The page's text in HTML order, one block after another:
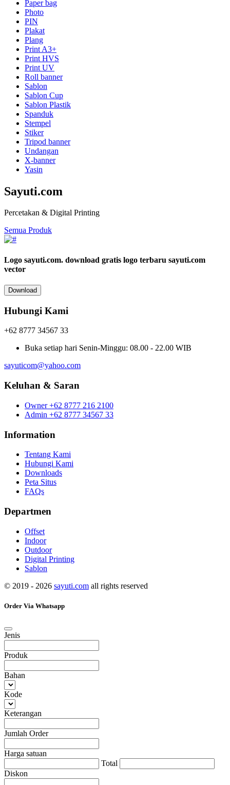
Paper bag
Photo
PIN
Plakat
Plang
Print A3+
Print HVS
Print UV
Roll banner
Sablon
Sablon Cup
Sablon Plastik
Spanduk
Stempel
Stiker
Tripod banner
Undangan
X-banner
Yasin
Sayuti.com
Percetakan & Digital Printing
Semua Produk
Logo sayuti.com. download gratis logo terbaru sayuti.com
vector
Download
Hubungi Kami
+62 8777 34567 33
Buka setiap hari Senin-Minggu: 08.00 - 22.00 WIB
sayuticom@yahoo.com
Keluhan & Saran
Owner +62 8777 216 2100
Admin +62 8777 34567 33
Information
Tentang Kami
Hubungi Kami
Downloads
Peta Situs
FAQs
Departmen
Offset
Indoor
Outdoor
Digital Printing
Sablon
© 2019 - 2026 sayuti.com all rights reserved
Order Via Whatsapp
Jenis
Produk
Bahan
Kode
Keterangan
Jumlah Order
Harga satuan
Total
Diskon